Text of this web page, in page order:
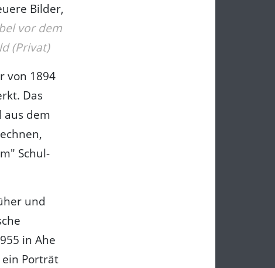
Bilder,
vor dem
(Privat)
von 1894
Das
aus dem
Schul-
und
in Ahe
Porträt